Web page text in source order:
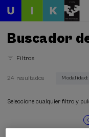
Buscador
Filtros
Arquitectura y Urbanismo
24 resultados
Seleccione cualquier filtro y